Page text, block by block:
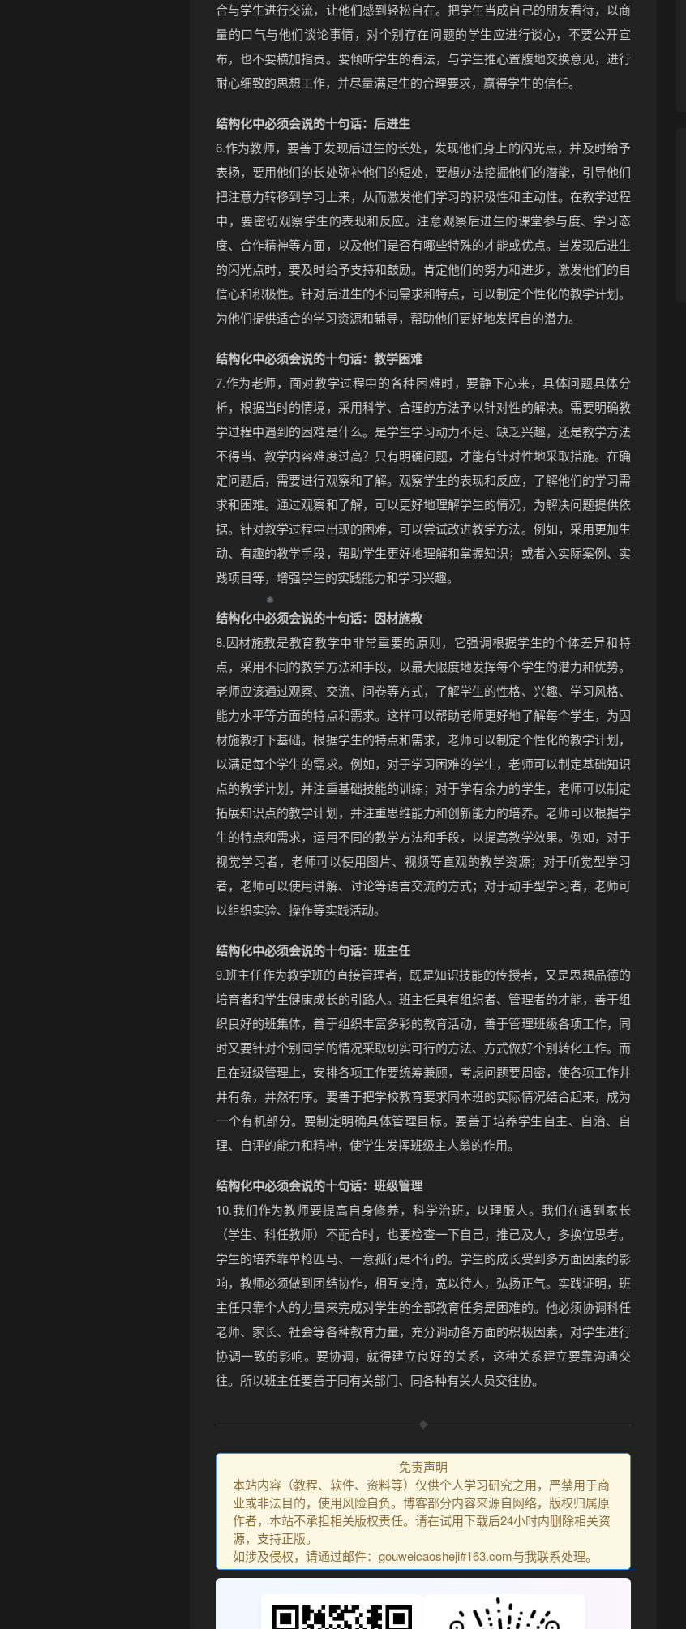
❄
合与学生进行交流，让他们感到轻松自在。把学生当成自己的朋友看待，以商
量的口气与他们谈论事情，对个别存在问题的学生应进行谈心，不要公开宣
布，也不要横加指责。要倾听学生的看法，与学生推心置腹地交换意见，进行
耐心细致的思想工作，并尽量满足生的合理要求，赢得学生的信任。
结构化中必须会说的十句话：后进生
6.作为教师，要善于发现后进生的长处，发现他们身上的闪光点，并及时给予
表扬，要用他们的长处弥补他们的短处，要想办法挖掘他们的潜能，引导他们
把注意力转移到学习上来，从而激发他们学习的积极性和主动性。在教学过程
中，要密切观察学生的表现和反应。注意观察后进生的课堂参与度、学习态
度、合作精神等方面，以及他们是否有哪些特殊的才能或优点。当发现后进生
的闪光点时，要及时给予支持和鼓励。肯定他们的努力和进步，激发他们的自
信心和积极性。针对后进生的不同需求和特点，可以制定个性化的教学计划。
为他们提供适合的学习资源和辅导，帮助他们更好地发挥自的潜力。
结构化中必须会说的十句话：教学困难
7.作为老师，面对教学过程中的各种困难时，要静下心来，具体问题具体分
析，根据当时的情境，采用科学、合理的方法予以针对性的解决。需要明确教
学过程中遇到的困难是什么。是学生学习动力不足、缺乏兴趣，还是教学方法
不得当、教学内容难度过高？只有明确问题，才能有针对性地采取措施。在确
定问题后，需要进行观察和了解。观察学生的表现和反应，了解他们的学习需
求和困难。通过观察和了解，可以更好地理解学生的情况，为解决问题提供依
据。针对教学过程中出现的困难，可以尝试改进教学方法。例如，采用更加生
动、有趣的教学手段，帮助学生更好地理解和掌握知识；或者入实际案例、实
践项目等，增强学生的实践能力和学习兴趣。
结构化中必须会说的十句话：因材施教
8.因材施教是教育教学中非常重要的原则，它强调根据学生的个体差异和特
点，采用不同的教学方法和手段，以最大限度地发挥每个学生的潜力和优势。
老师应该通过观察、交流、问卷等方式，了解学生的性格、兴趣、学习风格、
能力水平等方面的特点和需求。这样可以帮助老师更好地了解每个学生，为因
材施教打下基础。根据学生的特点和需求，老师可以制定个性化的教学计划，
以满足每个学生的需求。例如，对于学习困难的学生，老师可以制定基础知识
点的教学计划，并注重基础技能的训练；对于学有余力的学生，老师可以制定
拓展知识点的教学计划，并注重思维能力和创新能力的培养。老师可以根据学
生的特点和需求，运用不同的教学方法和手段，以提高教学效果。例如，对于
视觉学习者，老师可以使用图片、视频等直观的教学资源；对于听觉型学习
者，老师可以使用讲解、讨论等语言交流的方式；对于动手型学习者，老师可
以组织实验、操作等实践活动。
结构化中必须会说的十句话：班主任
9.班主任作为教学班的直接管理者，既是知识技能的传授者，又是思想品德的
培育者和学生健康成长的引路人。班主任具有组织者、管理者的才能，善于组
织良好的班集体，善于组织丰富多彩的教育活动，善于管理班级各项工作，同
时又要针对个别同学的情况采取切实可行的方法、方式做好个别转化工作。而
且在班级管理上，安排各项工作要统筹兼顾，考虑问题要周密，使各项工作井
井有条，井然有序。要善于把学校教育要求同本班的实际情况结合起来，成为
一个有机部分。要制定明确具体管理目标。要善于培养学生自主、自治、自
理、自评的能力和精神，使学生发挥班级主人翁的作用。
结构化中必须会说的十句话：班级管理
10.我们作为教师要提高自身修养，科学治班，以理服人。我们在遇到家长
（学生、科任教师）不配合时，也要检查一下自己，推己及人，多换位思考。
学生的培养靠单枪匹马、一意孤行是不行的。学生的成长受到多方面因素的影
响，教师必须做到团结协作，相互支持，宽以待人，弘扬正气。实践证明，班
主任只靠个人的力量来完成对学生的全部教育任务是困难的。他必须协调科任
老师、家长、社会等各种教育力量，充分调动各方面的积极因素，对学生进行
协调一致的影响。要协调，就得建立良好的关系，这种关系建立要靠沟通交
往。所以班主任要善于同有关部门、同各种有关人员交往协。
免责声明
本站内容（教程、软件、资料等）仅供个人学习研究之用，严禁用于商
业或非法目的，使用风险自负。博客部分内容来源自网络，版权归属原
作者，本站不承担相关版权责任。请在试用下载后24小时内删除相关资
源，支持正版。
如涉及侵权，请通过邮件：gouweicaosheji#163.com与我联系处理。